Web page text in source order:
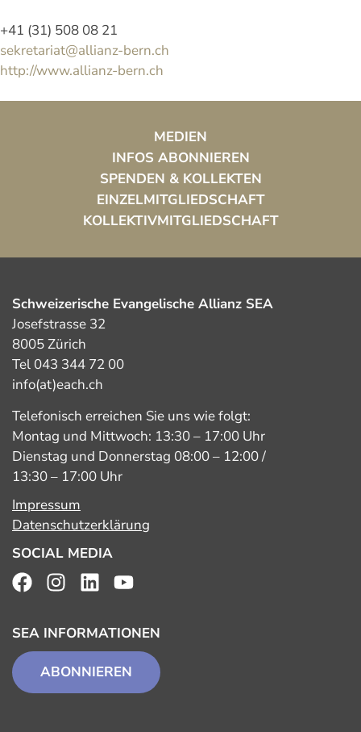
+41 (31) 508 08 21
sekretariat@allianz-bern.ch
http://www.allianz-bern.ch
MEDIEN
INFOS ABONNIEREN
SPENDEN & KOLLEKTEN
EINZELMITGLIEDSCHAFT
KOLLEKTIVMITGLIEDSCHAFT
Schweizerische Evangelische Allianz SEA
Josefstrasse 32
8005 Zürich
Tel 043 344 72 00
info(at)each.ch
Telefonisch erreichen Sie uns wie folgt:
Montag und Mittwoch: 13:30 – 17:00 Uhr
Dienstag und Donnerstag 08:00 – 12:00 /
13:30 – 17:00 Uhr
Impressum
Datenschutzerklärung
SOCIAL MEDIA
SEA INFORMATIONEN
ABONNIEREN